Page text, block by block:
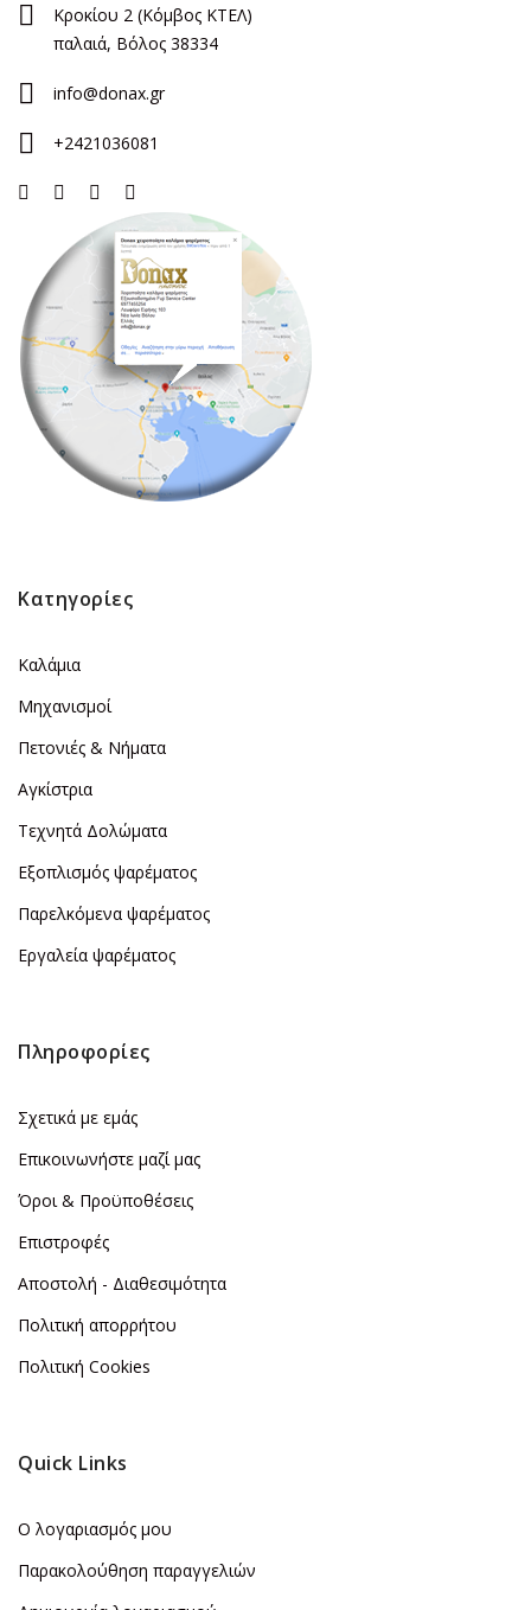
Κροκίου 2 (Κόμβος ΚΤΕΛ)
παλαιά, Βόλος 38334
info@donax.gr
+2421036081
Κατηγορίες
Καλάμια
Μηχανισμοί
Πετονιές & Νήματα
Αγκίστρια
Τεχνητά Δολώματα
Εξοπλισμός ψαρέματος
Παρελκόμενα ψαρέματος
Εργαλεία ψαρέματος
Πληροφορίες
Σχετικά με εμάς
Επικοινωνήστε μαζί μας
Όροι & Προϋποθέσεις
Επιστροφές
Αποστολή - Διαθεσιμότητα
Πολιτική απορρήτου
Πολιτική Cookies
Quick Links
Ο λογαριασμός μου
Παρακολούθηση παραγγελιών